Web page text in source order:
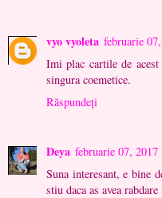
vyo vyoleta februarie
Imi plac cartile de
singura coemetice.
Răspundeți
Deya februarie 07, 2017
Suna interesant, e bine
stiu daca as avea rabdare